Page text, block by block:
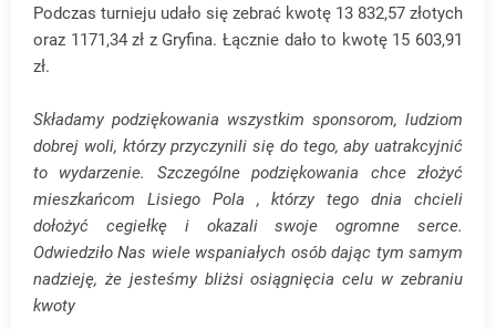
Podczas turnieju udało się zebrać kwotę 13 832,57 złotych
oraz 1171,34 zł z Gryfina. Łącznie dało to kwotę 15 603,91
zł.
Składamy podziękowania wszystkim sponsorom, ludziom
dobrej woli, którzy przyczynili się do tego, aby uatrakcyjnić
to wydarzenie. Szczególne podziękowania chce złożyć
mieszkańcom Lisiego Pola , którzy tego dnia chcieli
dołożyć cegiełkę i okazali swoje ogromne serce.
Odwiedziło Nas wiele wspaniałych osób dając tym samym
nadzieję, że jesteśmy bliżsi osiągnięcia celu w zebraniu
kwoty